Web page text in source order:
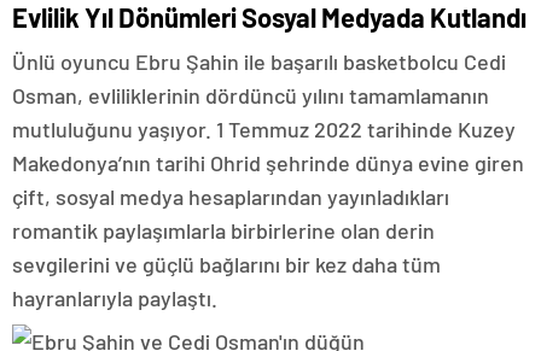
Evlilik Yıl Dönümleri Sosyal Medyada Kutlandı
Ünlü oyuncu Ebru Şahin ile başarılı basketbolcu Cedi
Osman, evliliklerinin dördüncü yılını tamamlamanın
mutluluğunu yaşıyor. 1 Temmuz 2022 tarihinde Kuzey
Makedonya’nın tarihi Ohrid şehrinde dünya evine giren
çift, sosyal medya hesaplarından yayınladıkları
romantik paylaşımlarla birbirlerine olan derin
sevgilerini ve güçlü bağlarını bir kez daha tüm
hayranlarıyla paylaştı.